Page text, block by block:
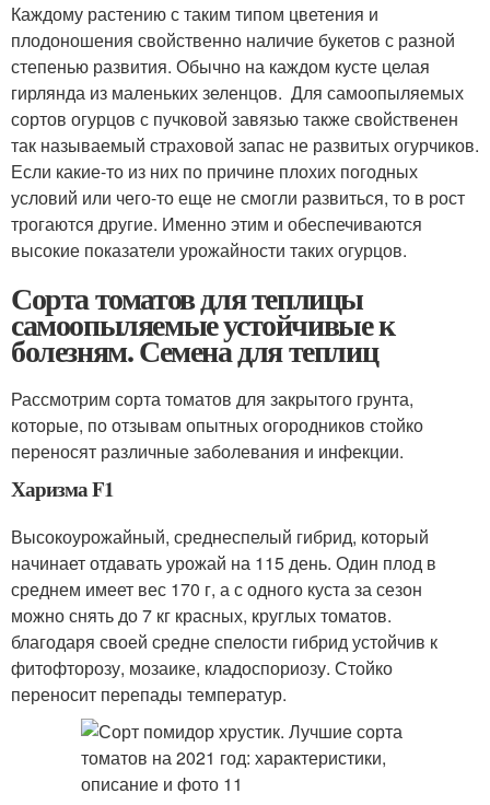
Каждому растению с таким типом цветения и
плодоношения свойственно наличие букетов с разной
степенью развития. Обычно на каждом кусте целая
гирлянда из маленьких зеленцов. Для самоопыляемых
сортов огурцов с пучковой завязью также свойственен
так называемый страховой запас не развитых огурчиков.
Если какие-то из них по причине плохих погодных
условий или чего-то еще не смогли развиться, то в рост
трогаются другие. Именно этим и обеспечиваются
высокие показатели урожайности таких огурцов.
Сорта томатов для теплицы
самоопыляемые устойчивые к
болезням. Семена для теплиц
Рассмотрим сорта томатов для закрытого грунта,
которые, по отзывам опытных огородников стойко
переносят различные заболевания и инфекции.
Харизма F1
Высокоурожайный, среднеспелый гибрид, который
начинает отдавать урожай на 115 день. Один плод в
среднем имеет вес 170 г, а с одного куста за сезон
можно снять до 7 кг красных, круглых томатов.
благодаря своей средне спелости гибрид устойчив к
фитофторозу, мозаике, кладоспориозу. Стойко
переносит перепады температур.